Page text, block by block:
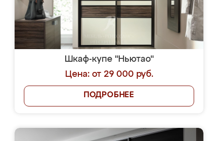
Шкаф-купе "Ньютао"
Цена: от 29 000 руб.
ПОДРОБНЕЕ